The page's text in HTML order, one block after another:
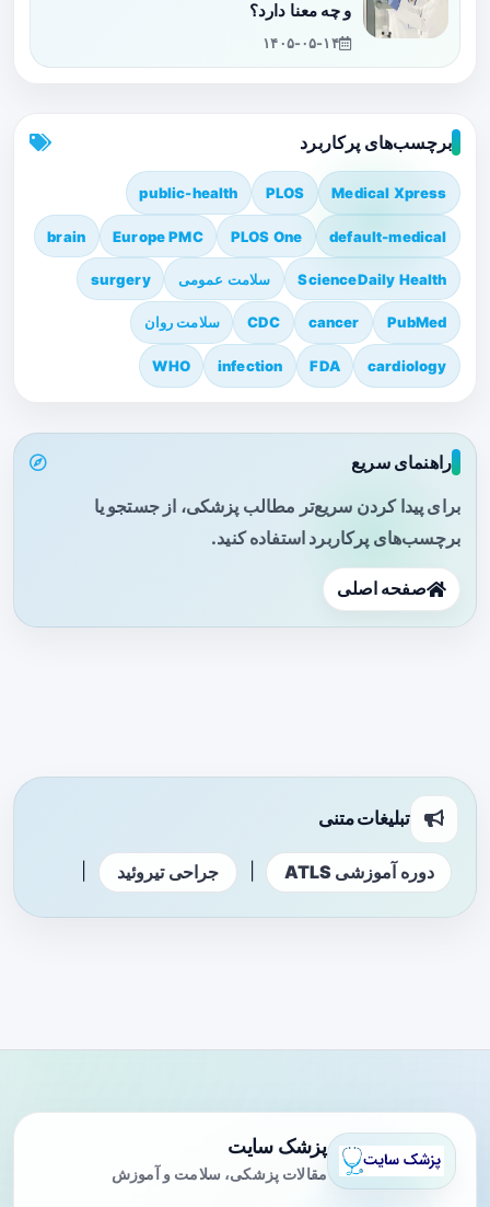
و چه معنا دارد؟
۱۴۰۵-۰۵-۱۴
برچسب‌های پرکاربرد
Medical Xpress
PLOS
public-health
default-medical
PLOS One
Europe PMC
brain
ScienceDaily Health سلامت عمومی surgery
PubMed
cancer
CDC سلامت روان
cardiology
FDA
infection
WHO
راهنمای سریع
برای پیدا کردن سریع‌تر مطالب پزشکی، از جستجو یا
برچسب‌های پرکاربرد استفاده کنید.
صفحه اصلی
تبلیغات متنی
دوره آموزشی ATLS جراحی تیروئید
پزشک سایت
مقالات پزشکی، سلامت و آموزش